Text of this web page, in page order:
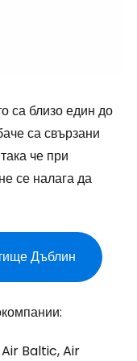
са близо един до
са свързани
че при
се налага да
Дъблин
Baltic, Air